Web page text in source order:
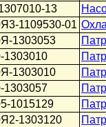
13
1109530-01
1303053
1303010
1303010
1303057
1015129
1303120